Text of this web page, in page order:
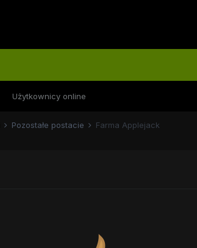
Użytkownicy online
Pozostałe postacie Farma Applejack